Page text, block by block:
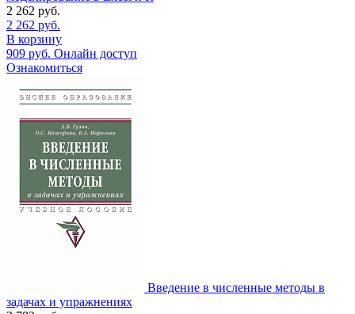
2 262 руб.
2 262 руб.
В корзину
909 руб. Онлайн доступ
Ознакомиться
Введение в численные методы в
задачах и упражнениях